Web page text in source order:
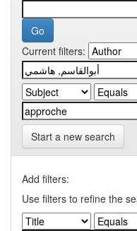
Current filters:
Start a new search
Add filters:
Use filters to refine the